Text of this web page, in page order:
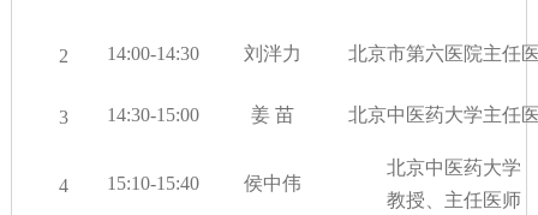
2 14:00-14:30 刘泮力 北京市第六医院主任
3 14:30-15:00 姜 苗 北京中医药大学主任
4 15:10-15:40 侯中伟
北京中医药大学
教授、主任医师